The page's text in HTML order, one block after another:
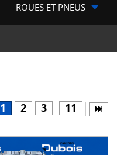
ROUES ET PNEUS
1 2 3 11